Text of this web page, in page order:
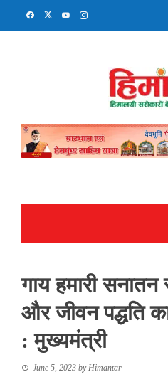
गाय हमारी
और जीवन पद्धति
: मुख्यमंत्री
June 5, 2023 byHimantar